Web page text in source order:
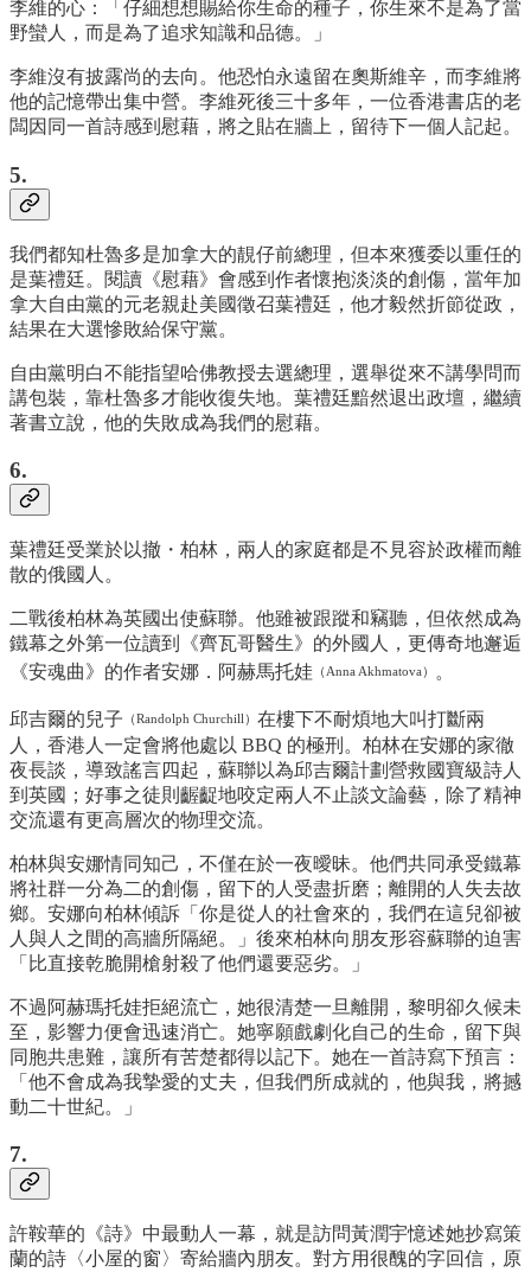
李維的心：「仔細想想賜給你生命的種子，你生來不是為了當
野蠻人，而是為了追求知識和品德。」
李維沒有披露尚的去向。他恐怕永遠留在奧斯維辛，而李維將
他的記憶帶出集中營。李維死後三十多年，一位香港書店的老
闆因同一首詩感到慰藉，將之貼在牆上，留待下一個人記起。
5.
我們都知杜魯多是加拿大的靚仔前總理，但本來獲委以重任的
是葉禮廷。閱讀《慰藉》會感到作者懷抱淡淡的創傷，當年加
拿大自由黨的元老親赴美國徵召葉禮廷，他才毅然折節從政，
結果在大選慘敗給保守黨。
自由黨明白不能指望哈佛教授去選總理，選舉從來不講學問而
講包裝，靠杜魯多才能收復失地。葉禮廷黯然退出政壇，繼續
著書立說，他的失敗成為我們的慰藉。
6.
葉禮廷受業於以撤・柏林，兩人的家庭都是不見容於政權而離
散的俄國人。
二戰後柏林為英國出使蘇聯。他雖被跟蹤和竊聽，但依然成為
鐵幕之外第一位讀到《齊瓦哥醫生》的外國人，更傳奇地邂逅
《安魂曲》的作者安娜．阿赫馬托娃 （Anna Akhmatova） 。
邱吉爾的兒子 （Randolph Churchill） 在樓下不耐煩地大叫打斷兩
人，香港人一定會將他處以 BBQ 的極刑。柏林在安娜的家徹
夜長談，導致謠言四起，蘇聯以為邱吉爾計劃營救國寶級詩人
到英國；好事之徒則齷齪地咬定兩人不止談文論藝，除了精神
交流還有更高層次的物理交流。
柏林與安娜情同知己，不僅在於一夜曖昧。他們共同承受鐵幕
將社群一分為二的創傷，留下的人受盡折磨；離開的人失去故
鄉。安娜向柏林傾訴「你是從人的社會來的，我們在這兒卻被
人與人之間的高牆所隔絕。」後來柏林向朋友形容蘇聯的迫害
「比直接乾脆開槍射殺了他們還要惡劣。」
不過阿赫瑪托娃拒絕流亡，她很清楚一旦離開，黎明卻久候未
至，影響力便會迅速消亡。她寧願戲劇化自己的生命，留下與
同胞共患難，讓所有苦楚都得以記下。她在一首詩寫下預言：
「他不會成為我摯愛的丈夫，但我們所成就的，他與我，將撼
動二十世紀。」
7.
許鞍華的《詩》中最動人一幕，就是訪問黃潤宇憶述她抄寫策
蘭的詩〈小屋的窗〉寄給牆內朋友。對方用很醜的字回信，原